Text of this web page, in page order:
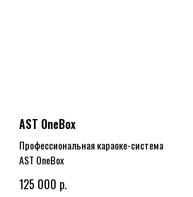
AST OneBox
Профессиональная караоке-система
AST OneBox
125 000 р.